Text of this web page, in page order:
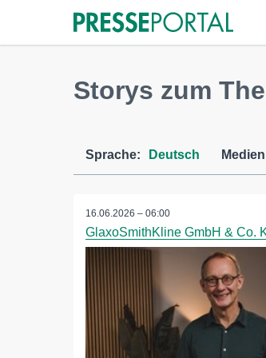
Storys zum
Sprache: Deutsch
16.06.2026 – 06:00
GlaxoSmithKline GmbH & Co.